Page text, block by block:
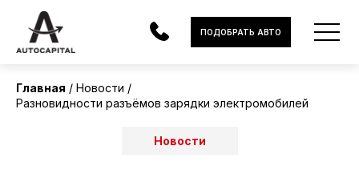
АВТОМОБИЛИ
ЭЛЕКТРОМОБИЛИ
ПОДОБРАТЬ АВТО
Главная
Новости
Разновидности разъёмов зарядки электромобилей
Новости